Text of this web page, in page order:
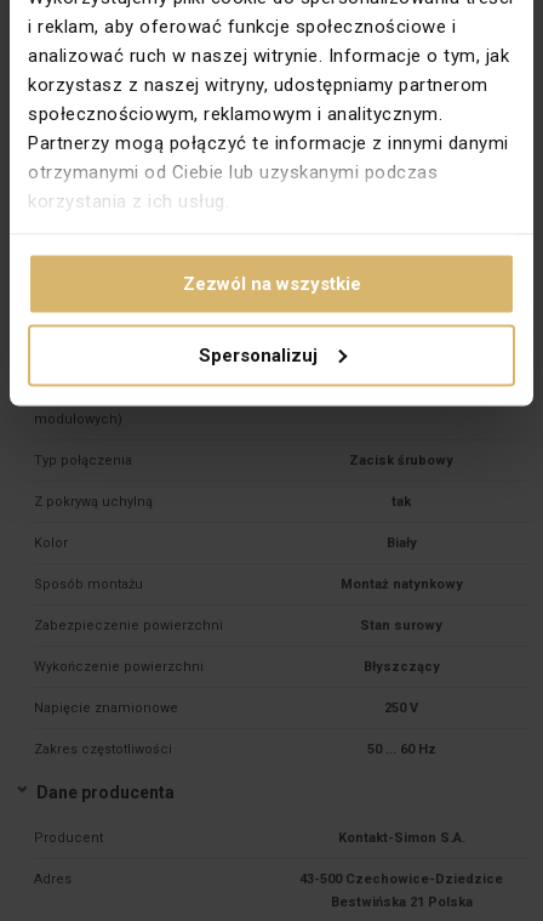
i reklam, aby oferować funkcje społecznościowe i
analizować ruch w naszej witrynie. Informacje o tym, jak
korzystasz z naszej witryny, udostępniamy partnerom
społecznościowym, reklamowym i analitycznym.
Partnerzy mogą połączyć te informacje z innymi danymi
otrzymanymi od Ciebie lub uzyskanymi podczas
korzystania z ich usług.
Zezwól na wszystkie
Spersonalizuj
Nie
Na klucz DATA Nie
Do systemu ramkowego Nie
Kolor pokrywy W kolorze gniazda
Materiał dokładny
ABS
Pozostałe dane techniczne
modułowych)
Typ połączenia Zacisk śrubowy
Z pokrywą uchylną tak
Kolor Biały
Sposób montażu Montaż natynkowy
Zabezpieczenie powierzchni Stan surowy
Wykończenie powierzchni Błyszczący
Napięcie znamionowe 250 V
Zakres częstotliwości 50 ... 60 Hz
Dane producenta
Producent Kontakt-Simon S.A.
Adres
43-500 Czechowice-Dziedzice
Bestwińska 21 Polska